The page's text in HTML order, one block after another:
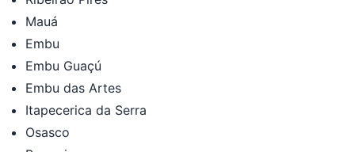
Mauá
Embu
Embu Guaçú
Embu das Artes
Itapecerica da Serra
Osasco